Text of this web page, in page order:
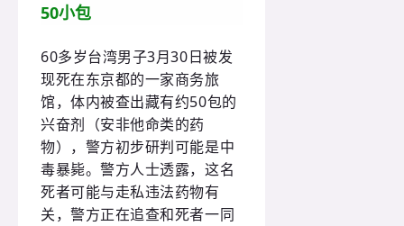
50小包
60多岁台湾男子3月30日被发
现死在东京都的一家商务旅
馆，体内被查出藏有约50包的
兴奋剂（安非他命类的药
物），警方初步研判可能是中
毒暴毙。警方人士透露，这名
死者可能与走私违法药物有
关，警方正在追查和死者一同